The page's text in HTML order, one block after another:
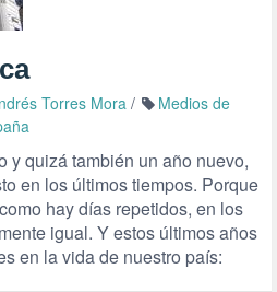
Torres Mora/
Medios de
y quizá también un año nuevo,
en los últimos tiempos. Porque
hay días repetidos, en los
igual. Y estos últimos años
en la vida de nuestro país: